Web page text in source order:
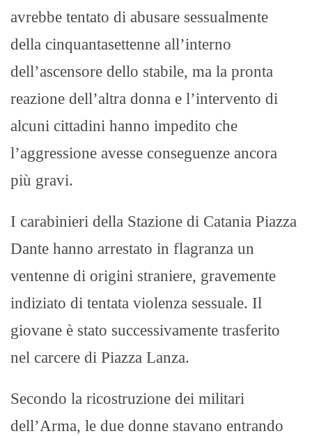
avrebbe tentato di abusare sessualmente
della cinquantasettenne all’interno
dell’ascensore dello stabile, ma la pronta
reazione dell’altra donna e l’intervento di
alcuni cittadini hanno impedito che
l’aggressione avesse conseguenze ancora
più gravi.
I carabinieri della Stazione di Catania Piazza
Dante hanno arrestato in flagranza un
ventenne di origini straniere, gravemente
indiziato di tentata violenza sessuale. Il
giovane è stato successivamente trasferito
nel carcere di Piazza Lanza.
Secondo la ricostruzione dei militari
dell’Arma, le due donne stavano entrando